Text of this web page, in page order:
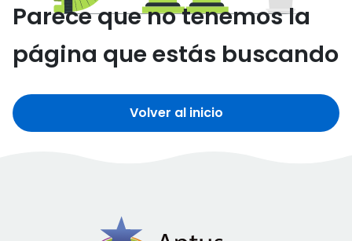
Parece que no tenemos la
página que estás buscando
Volver al inicio